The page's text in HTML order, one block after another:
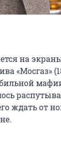
на
«Мосгаз»
ждать от